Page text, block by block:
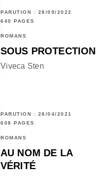
PARUTION : 28/09/2022
640 PAGES
ROMANS
SOUS PROTECTION
Viveca Sten
PARUTION : 28/04/2021
608 PAGES
ROMANS
AU NOM DE LA
VÉRITÉ